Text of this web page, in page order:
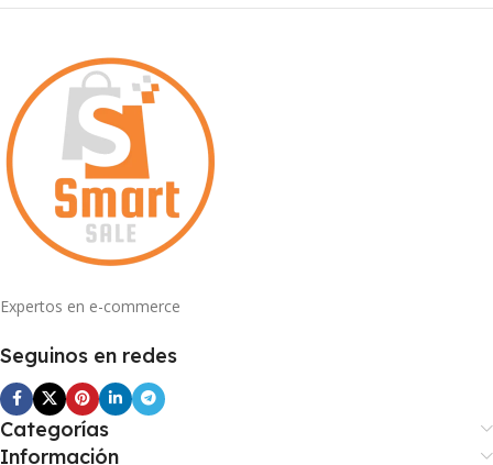
Expertos en e-commerce
Seguinos en redes
Categorías
Información